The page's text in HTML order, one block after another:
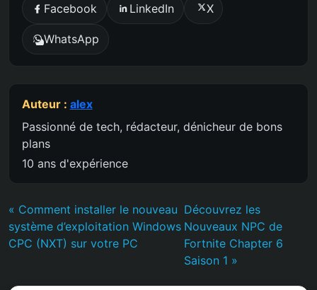
Facebook LinkedIn X
WhatsApp
Auteur : alex
Passionné de tech, rédacteur, dénicheur de bons
plans
10 ans d'expérience
« Comment installer le nouveau
système d’exploitation Windows
CPC (NXT) sur votre PC
Découvrez les
Nouveaux NPC de
Fortnite Chapter 6
Saison 1 »